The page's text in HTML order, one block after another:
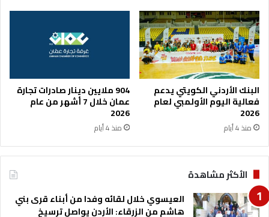
البنك الأردني الكويتي يدعم
فعالية اليوم الأولمبي لعام
2026
منذ 4 أيام
904 ملايين دينار صادرات تجارة
عمان خلال 7 أشهر من عام
2026
منذ 4 أيام
الأكثر مشاهدة
العيسوي خلال لقائه وفدا من أبناء قرى بني
هاشم من الزرقاء: الأردن يواصل ترسيخ